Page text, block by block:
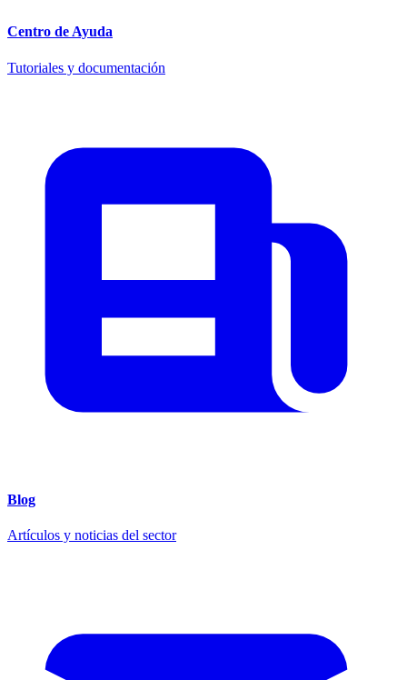
Centro de Ayuda
Tutoriales y documentación
Blog
Artículos y noticias del sector